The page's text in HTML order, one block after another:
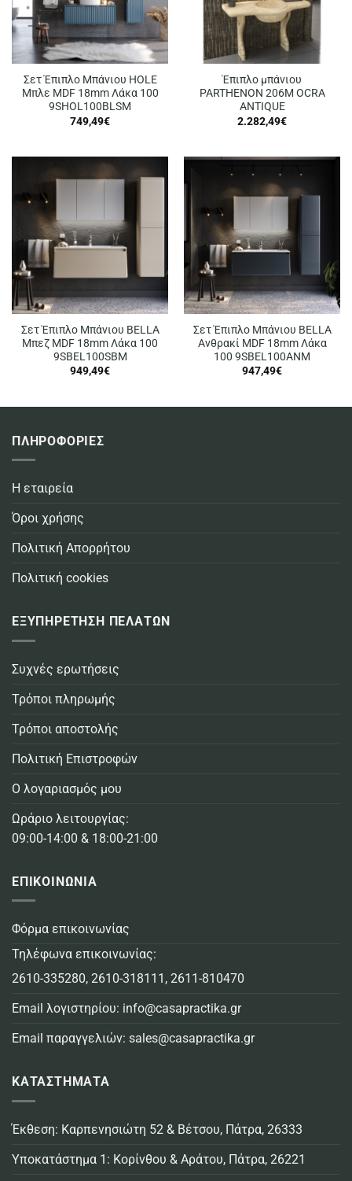
Σετ Έπιπλο Μπάνιου HOLE
Μπλε MDF 18mm Λάκα 100
9SHOL100BLSM
749,49€
Έπιπλο μπάνιου
PARTHENON 206M OCRA
ANTIQUE
2.282,49€
Σετ Έπιπλο Μπάνιου BELLA
Μπεζ MDF 18mm Λάκα 100
9SBEL100SBM
949,49€
Σετ Έπιπλο Μπάνιου BELLA
Ανθρακί MDF 18mm Λάκα
100 9SBEL100ANM
947,49€
ΠΛΗΡΟΦΟΡΙΕΣ
Η εταιρεία
Όροι χρήσης
Πολιτική Απορρήτου
Πολιτική cookies
ΕΞΥΠΗΡΕΤΗΣΗ ΠΕΛΑΤΩΝ
Συχνές ερωτήσεις
Τρόποι πληρωμής
Τρόποι αποστολής
Πολιτική Επιστροφών
Ο λογαριασμός μου
Ωράριο λειτουργίας:
09:00-14:00 & 18:00-21:00
ΕΠΙΚΟΙΝΩΝΙΑ
Φόρμα επικοινωνίας
Τηλέφωνα επικοινωνίας:
2610-335280, 2610-318111 , 2611-810470
Email λογιστηρίου: info@casapractika.gr
Email παραγγελιών: sales@casapractika.gr
ΚΑΤΑΣΤΗΜΑΤΑ
Έκθεση: Καρπενησιώτη 52 & Βέτσου, Πάτρα, 26333
Υποκατάστημα 1: Κορίνθου & Αράτου, Πάτρα, 26221